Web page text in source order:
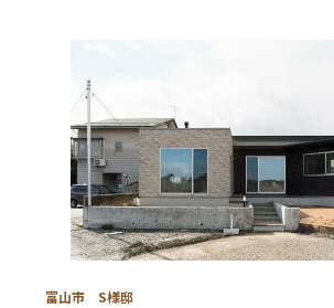
富山市 S様邸